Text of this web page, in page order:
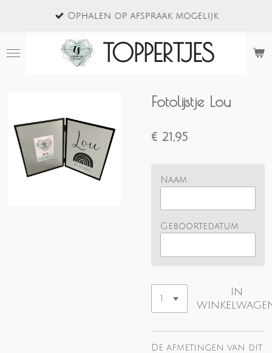
de
TOPPERTJES
Ophalen op afspraak mogelijk
Fotolijstje Lou
€ 21,95
Naam
Geboortedatum
In
De afmetingen van dit